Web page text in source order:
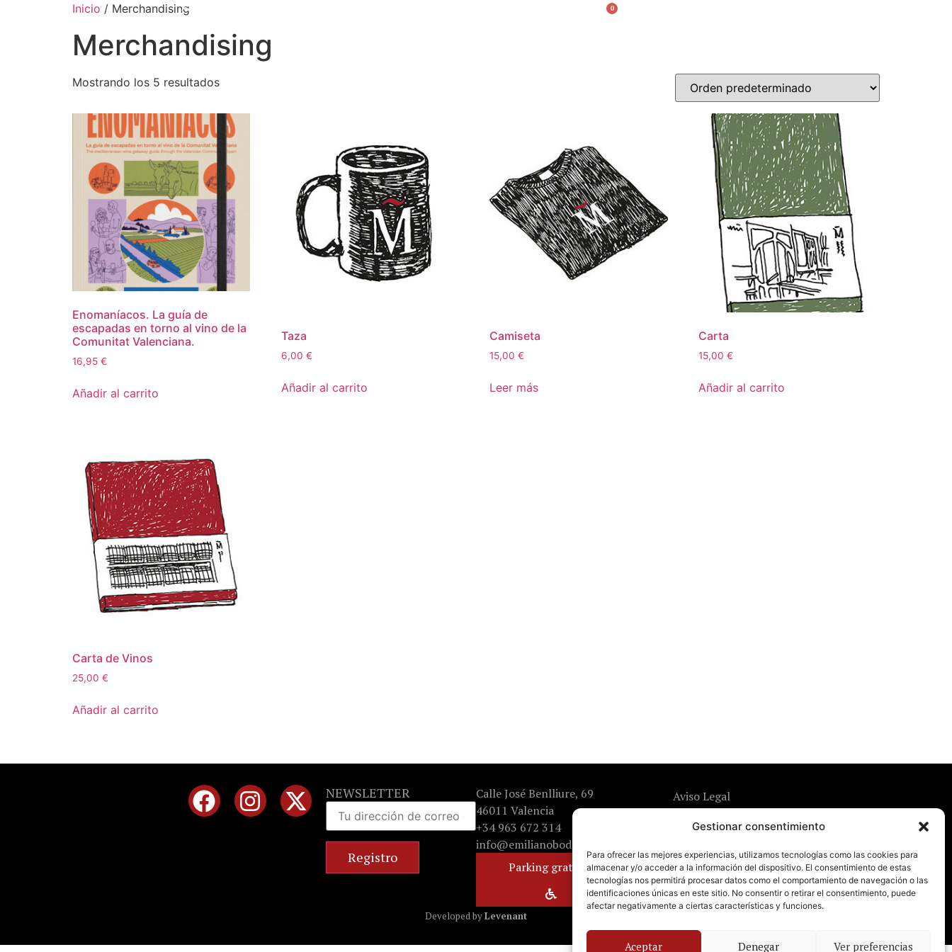
Gestionar consentimiento
Para ofrecer las mejores experiencias, utilizamos tecnologías como las cookies para
almacenar y/o acceder a la información del dispositivo. El consentimiento de estas
tecnologías nos permitirá procesar datos como el comportamiento de navegación o las
identificaciones únicas en este sitio. No consentir o retirar el consentimiento, puede
afectar negativamente a ciertas características y funciones.
Aceptar Denegar Ver preferencias
0
Inicio / Merchandising
Merchandising
Mostrando los 5 resultados
Enomaníacos. La guía de
escapadas en torno al vino de la
Comunitat Valenciana.
16,95 €
Añadir al carrito
Taza
6,00 €
Añadir al carrito
Camiseta
15,00€
Leer más
Carta
15,00€
Añadir al carrito
Carta de Vinos
25,00 €
Añadir al carrito
NEWSLETTER
Calle José Benlliure, 69
46011 Valencia
+34 963 672 314
info@emilianobodega.com
Parking gratuito
Aviso Legal
Política de Privacidad
Developed byLevenant